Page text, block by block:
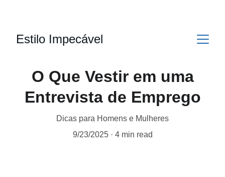
Estilo Impecável
O Que Vestir em uma
Entrevista de Emprego
Dicas para Homens e Mulheres
9/23/2025
4 min read